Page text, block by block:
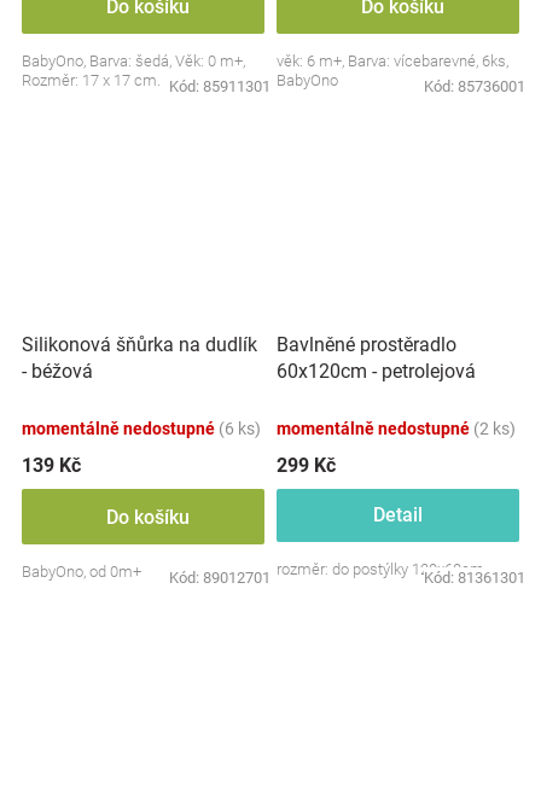
Do košíku
BabyOno, Barva: šedá, Věk: 0 m+,
Rozměr: 17 x 17 cm.
Kód: 85911301
Do košíku
věk: 6 m+, Barva: vícebarevné, 6ks,
BabyOno
Kód: 85736001
Silikonová šňůrka na dudlík
- béžová
momentálně nedostupné (6 ks)
139 Kč
Do košíku
BabyOno, od 0m+ Kód: 89012701
Bavlněné prostěradlo
60x120cm - petrolejová
momentálně nedostupné (2 ks)
299 Kč
Detail
rozměr: do postýlky 120x60cm
Kód: 81361301